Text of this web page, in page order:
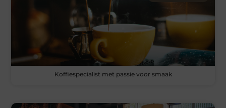
Koffiespecialist met passie voor smaak